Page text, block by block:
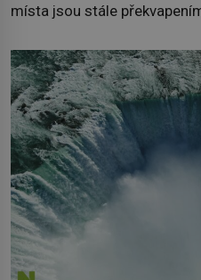
místa jsou stále
Albánie či úchvatná
která nám mají co
historička Bettany Hughes,
pozoruhodné úkazy, o
neslyšeli. Hora, […]